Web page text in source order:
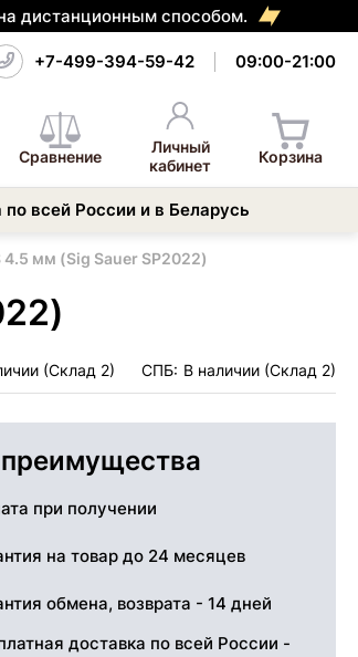
дистанционным способом.
+7-499-394-59-42 09:00-21:00
Сравнение
Личный
кабинет
Корзина
всей России и в Беларусь
4.5 мм (Sig Sauer SP2022)
(Склад 2) СПБ: В наличии (Склад 2)
при получении
на товар до 24 месяцев
обмена, возврата - 14 дней
доставка по всей России -